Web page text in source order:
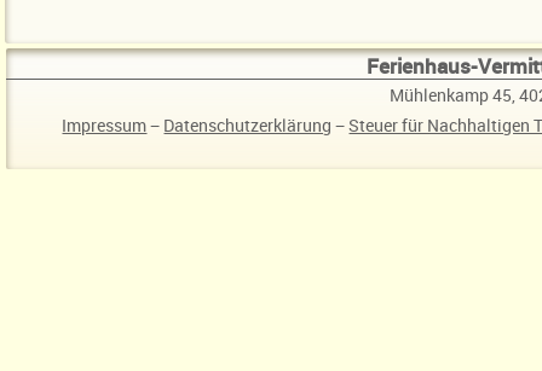
Ferienhaus-
Mühlenkamp 45,
Impressum− Datenschutzerklärung −Steuer für Nachhaltigen